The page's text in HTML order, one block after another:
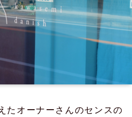
たオーナーさんのセンスの